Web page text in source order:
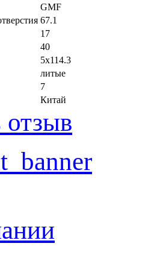
GMF
67.1
17
40
5x114.3
литые
7
Китай
отзыв